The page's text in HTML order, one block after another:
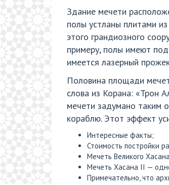
Здание мечети
полы устланы плитами
этого грандиозного
примеру, полы имеют
имеется лазерный
Половина площади
слова из Корана: «Трон
мечети задумано таким
кораблю. Этот эффект
Интересные факты;
Стоимость постройки
Мечеть Великого
Мечеть Хасана II —
Примечательно, что